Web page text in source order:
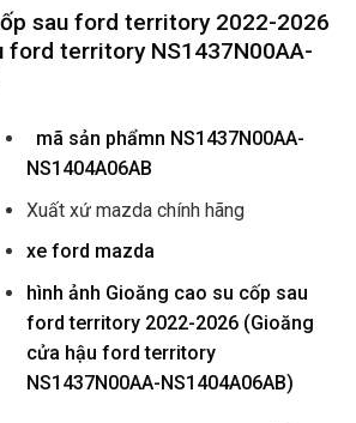
sau ford territory 2022-2026
ford territory NS1437N00AA-
mã sản phẩmn NS1437N00AA-
NS1404A06AB
Xuất xứ mazda chính hãng
xe ford mazda
hình ảnh Gioăng cao su cốp sau
ford territory 2022-2026 (Gioăng
cửa hậu ford territory
NS1437N00AA-NS1404A06AB)